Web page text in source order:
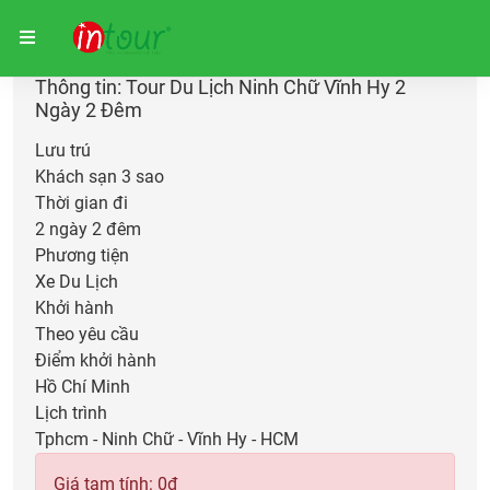
Trang chủ Giữ chỗ
Thông tin: Tour Du Lịch Ninh Chữ Vĩnh Hy 2
Ngày 2 Đêm
Lưu trú
Khách sạn 3 sao
Thời gian đi
2 ngày 2 đêm
Phương tiện
Xe Du Lịch
Khởi hành
Theo yêu cầu
Điểm khởi hành
Hồ Chí Minh
Lịch trình
Tphcm - Ninh Chữ - Vĩnh Hy - HCM
Giá tạm tính: 0đ